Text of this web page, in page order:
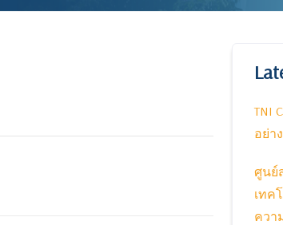
TNI
อย่า
ศูนย์
เทค
ควา